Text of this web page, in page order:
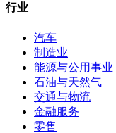
行业
汽车
制造业
能源与公用事业
石油与天然气
交通与物流
金融服务
零售